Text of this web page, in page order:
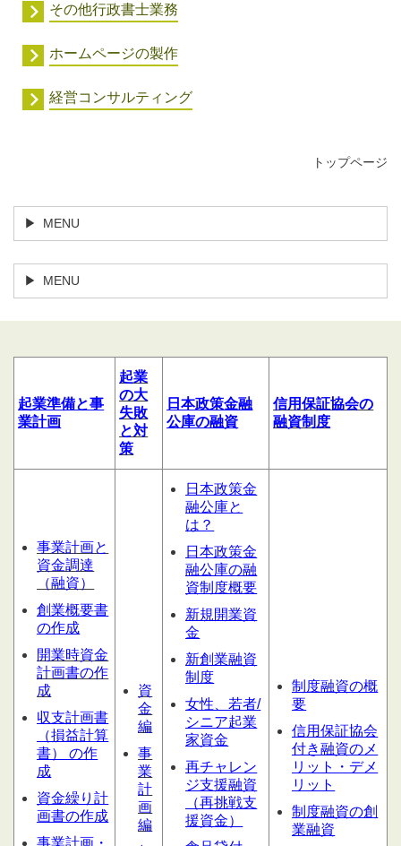
その他行政書士業務
ホームページの製作
経営コンサルティング
トップページ
MENU
MENU
起業準備と事
業計画
起業
の大
失敗
と対
策
日本政策金融
公庫の融資
信用保証協会の
融資制度
事業計画と
資金調達
（融資）
創業概要書
の作成
開業時資金
計画書の作
成
収支計画書
（損益計算
書） の作
成
資金繰り計
画書の作成
事業計画・
資
金
編
事
業
計
画
編
日本政策金
融公庫と
は？
日本政策金
融公庫の融
資制度概要
新規開業資
金
新創業融資
制度
女性、若者/
シニア起業
家資金
再チャレン
ジ支援融資
（再挑戦支
援資金）
制度融資の概
要
信用保証協会
付き融資のメ
リット・デメ
リット
制度融資の創
業融資